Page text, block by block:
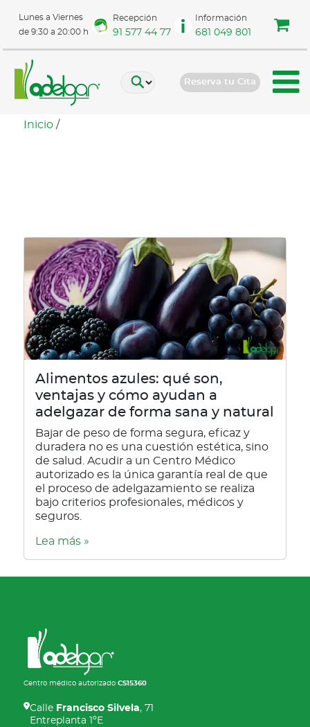
Lunes a Viernes
de 9:30 a 20:00 h
Recepción
91 577 44 77
Información
681 049 801
Reserva tu Cita
Inicio /
Alimentos azules: qué son,
ventajas y cómo ayudan a
adelgazar de forma sana y natural
Bajar de peso de forma segura, eficaz y
duradera no es una cuestión estética, sino
de salud. Acudir a un Centro Médico
autorizado es la única garantía real de que
el proceso de adelgazamiento se realiza
bajo criterios profesionales, médicos y
seguros.
Lea más »
Centro médico autorizadoCS15360
Calle Francisco Silvela, 71
Entreplanta 1ºE